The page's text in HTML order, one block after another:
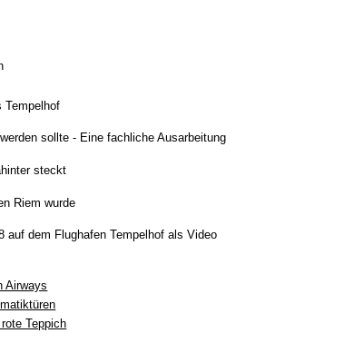
Tempelhof
sollte - Eine fachliche Ausarbeitung
steckt
Riem wurde
auf dem Flughafen Tempelhof als Video
Airways
Teppich